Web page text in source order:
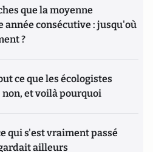
que la moyenne
année consécutive : jusqu'où
?
ce que les écologistes
et voilà pourquoi
qui s'est vraiment passé
ailleurs